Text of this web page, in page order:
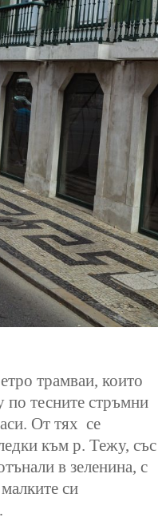
трамваи, които
по тесните стръмни
От тях се
към р. Тежу, със
в зеленина, с
малките си